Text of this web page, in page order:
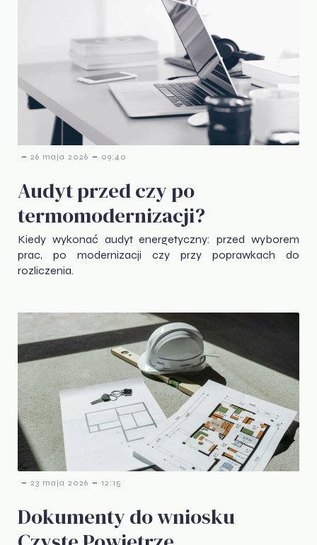
- 26 maja 2026 - 09:40
Audyt przed czy po
termomodernizacji?
Kiedy wykonać audyt energetyczny: przed wyborem
prac, po modernizacji czy przy poprawkach do
rozliczenia.
- 23 maja 2026 - 12:15
Dokumenty do wniosku